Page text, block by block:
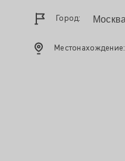
Город:
Местонахождение: